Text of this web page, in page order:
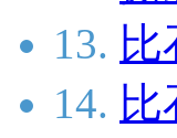
13.
14.